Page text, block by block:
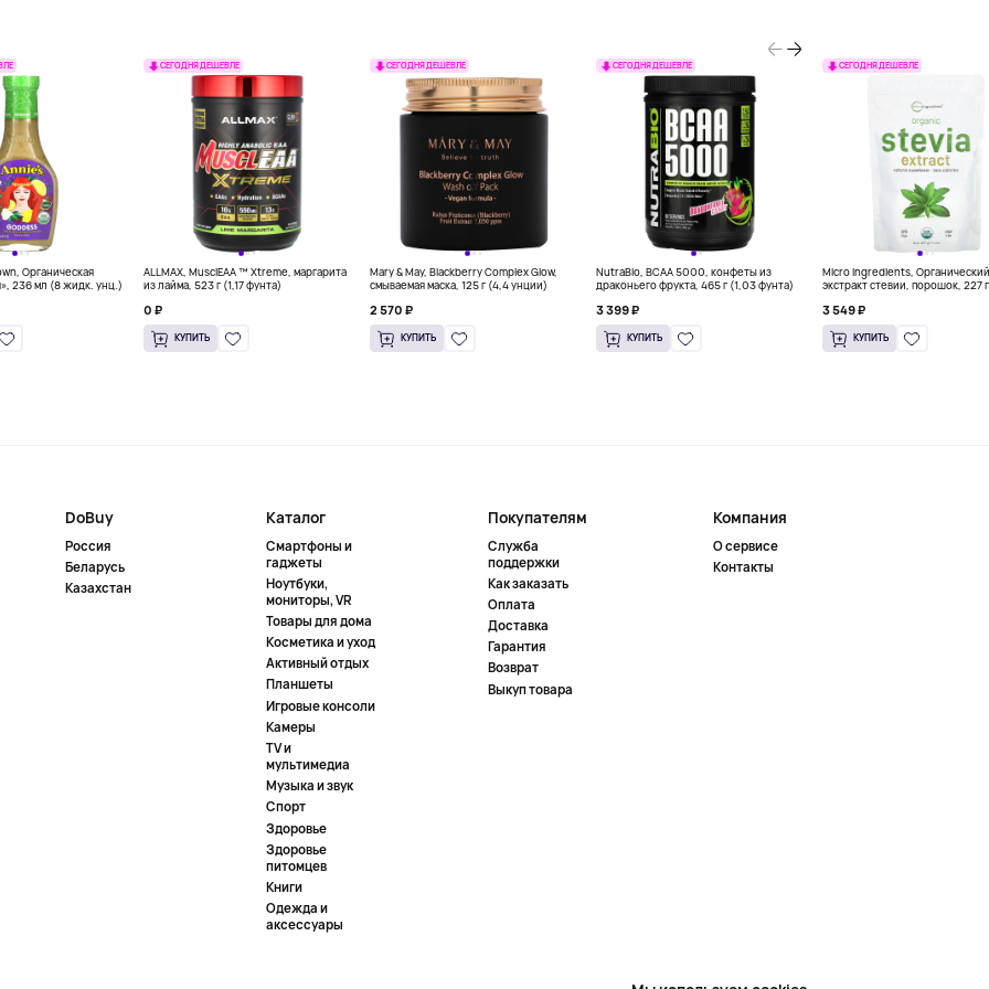
Органическая
236 мл (8 жидк. унц.)
СЕГОДНЯ ДЕШЕВЛЕ
ALLMAX, MusclEAA ™ Xtreme, маргарита
из лайма, 523 г (1,17 фунта)
0 ₽
КУПИТЬ
СЕГОДНЯ ДЕШЕВЛЕ
Mary & May, Blackberry Complex Glow,
смываемая маска, 125 г (4,4 унции)
2 570 ₽
КУПИТЬ
СЕГОДНЯ ДЕШЕВЛЕ
NutraBio, BCAA 5000, конфеты из
драконьего фрукта, 465 г (1,03 фунта)
3 399 ₽
КУПИТЬ
СЕГОДНЯ ДЕШЕВЛЕ
Micro Ingredients, Органический
экстракт стевии, порошок, 227
3 549 ₽
КУПИТЬ
DoBuy
Россия
Беларусь
Казахстан
Каталог
Смартфоны и
гаджеты
Ноутбуки,
мониторы, VR
Товары для дома
Косметика и уход
Активный отдых
Планшеты
Игровые консоли
Камеры
TV и
мультимедиа
Музыка и звук
Спорт
Здоровье
Здоровье
питомцев
Книги
Одежда и
аксессуары
Покупателям
Служба
поддержки
Как заказать
Оплата
Доставка
Гарантия
Возврат
Выкуп товара
Компания
О сервисе
Контакты